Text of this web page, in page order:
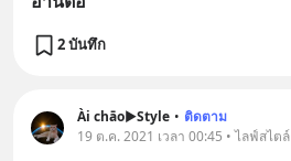
2 บันทึก
Ài chāo▶️Style • ติดตาม
19 ต.ค. 2021 เวลา 00:45 • ไลฟ์สไตล์